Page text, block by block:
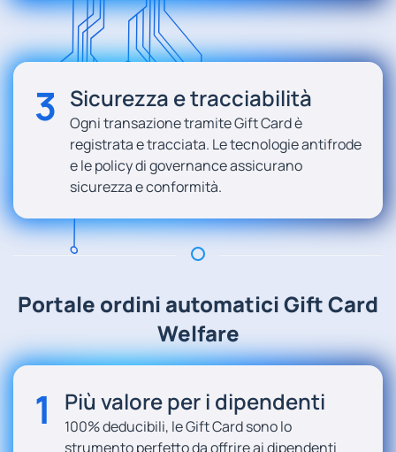
3 Sicurezza e tracciabilità
Ogni transazione tramite Gift Card è
registrata e tracciata. Le tecnologie antifrode
e le policy di governance assicurano
sicurezza e conformità.
Portale ordini automatici Gift Card
Welfare
1 Più valore per i dipendenti
100% deducibili, le Gift Card sono lo
strumento perfetto da offrire ai dipendenti